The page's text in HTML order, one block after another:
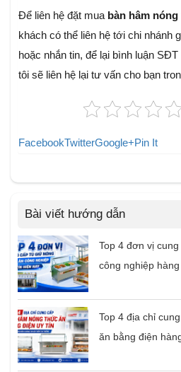
Để liên hệ đặt mua bàn hâm
khách có thể liên hệ tới chi nhánh
hoặc nhắn tin, để lại bình luận
tôi sẽ liên hệ lại tư vấn cho bạn
FacebookTwitterGoogle+Pin It
Bài viết hướng dẫn
Top 4 đơn vị
công nghiệp
Top 4 địa chỉ
ăn bằng điện